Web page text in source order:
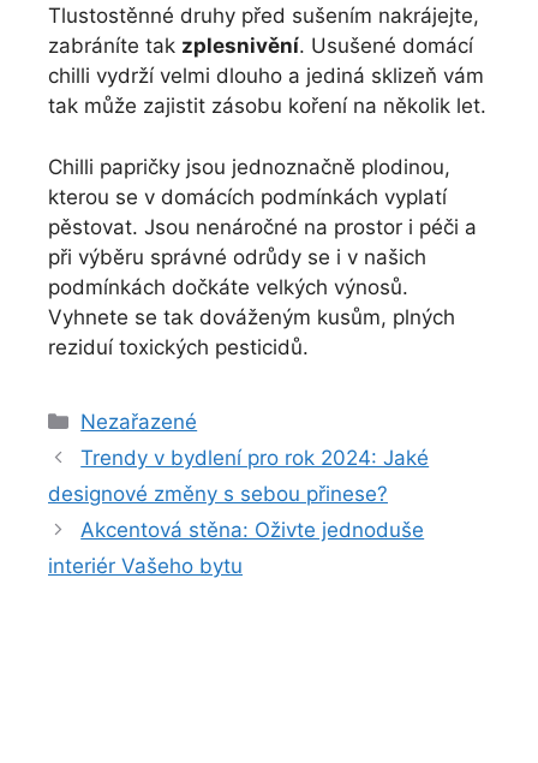
Tlustostěnné druhy před sušením nakrájejte,
zabráníte tak zplesnivění. Usušené domácí
chilli vydrží velmi dlouho a jediná sklizeň vám
tak může zajistit zásobu koření na několik let.
Chilli papričky jsou jednoznačně plodinou,
kterou se v domácích podmínkách vyplatí
pěstovat. Jsou nenáročné na prostor i péči a
při výběru správné odrůdy se i v našich
podmínkách dočkáte velkých výnosů.
Vyhnete se tak dováženým kusům, plných
reziduí toxických pesticidů.
Rubriky
Nezařazené
Trendy v bydlení pro rok 2024: Jaké
designové změny s sebou přinese?
Akcentová stěna: Oživte jednoduše
interiér Vašeho bytu